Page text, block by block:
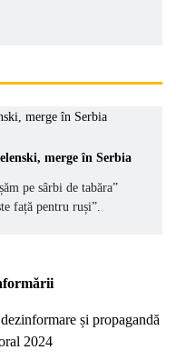
merge în Serbia
pe sârbi de tabăra”
față pentru ruși”.